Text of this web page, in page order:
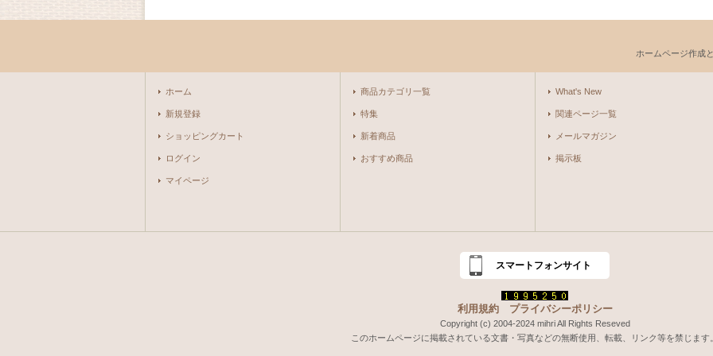
ホームページ作成
ホーム
新規登録
ショッピングカート
ログイン
マイページ
商品カテゴリ一覧
特集
新着商品
おすすめ商品
What's New
関連ページ一覧
メールマガジン
掲示板
スマートフォンサイト
利用規約 プライバシーポリシー
Copyright (c) 2004-2024 mihri All Rights Reseved
このホームページに掲載されている文書・写真などの無断使用、転載、リンク等を禁じます